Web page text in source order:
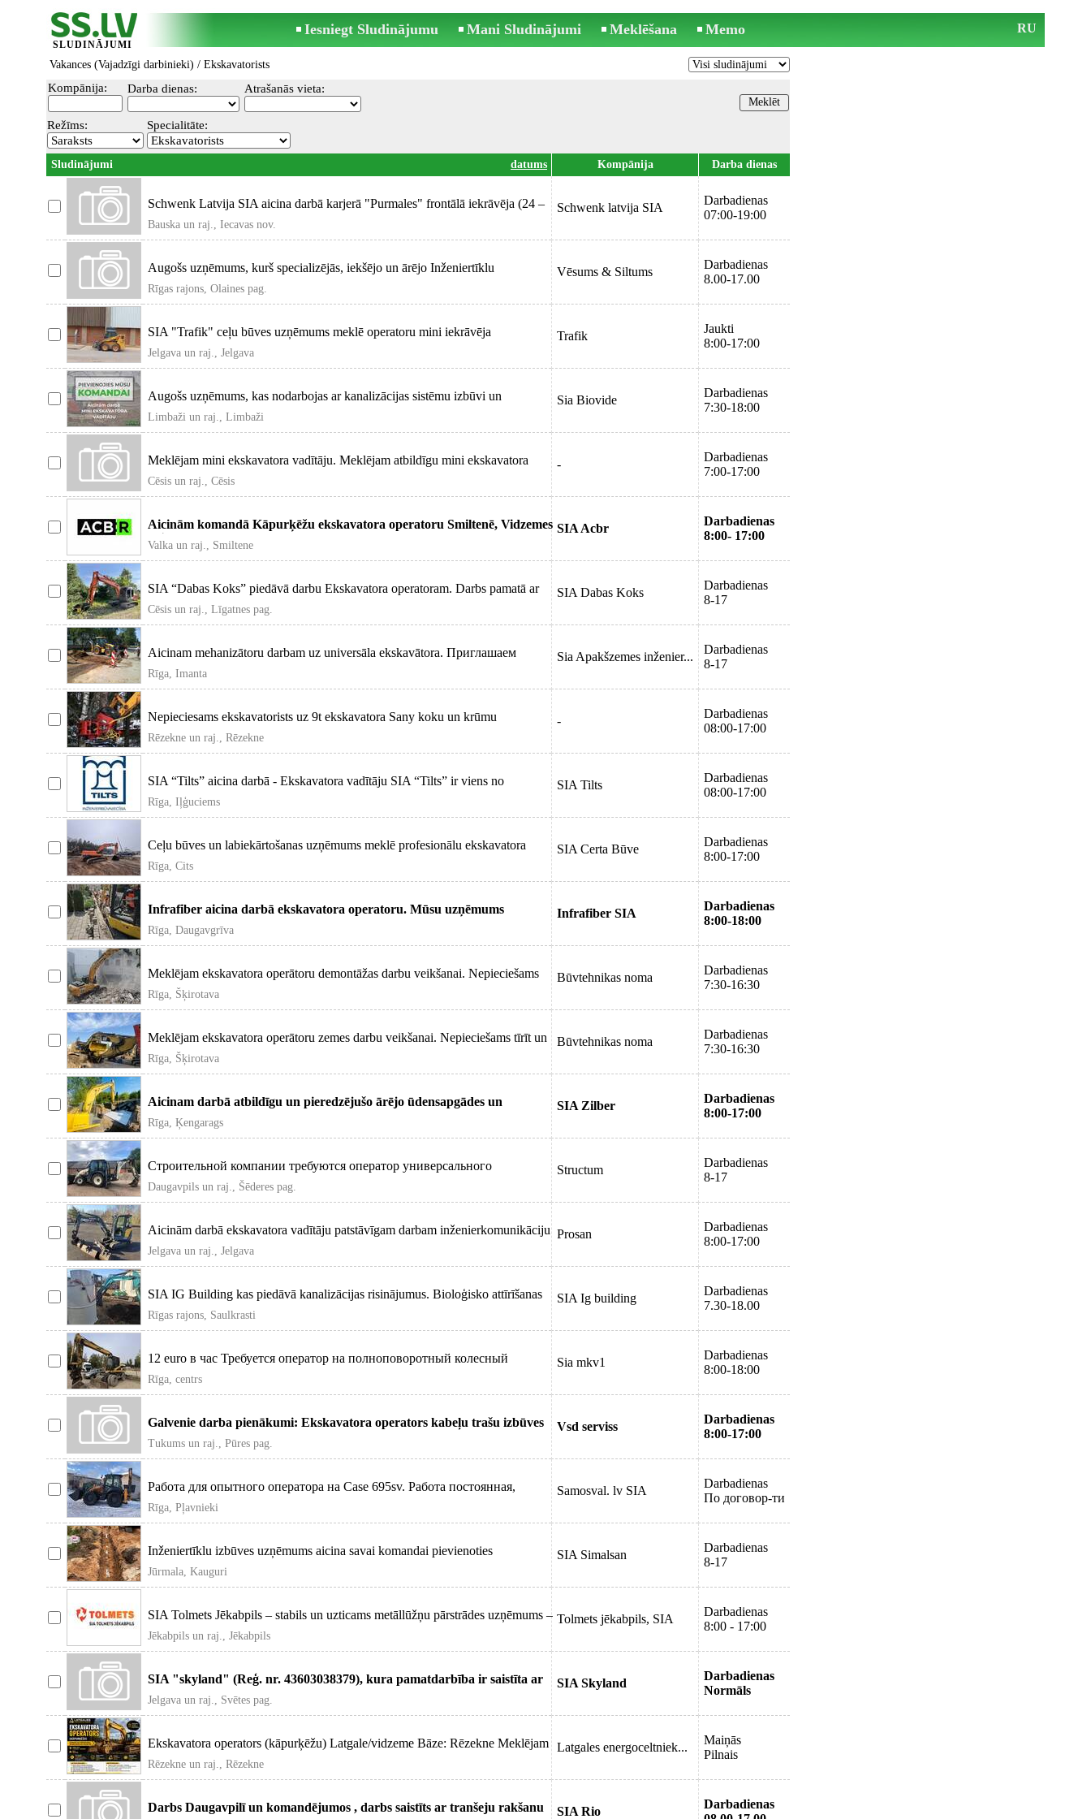
SLUDINĀJUMI
Iesniegt Sludinājumu Mani Sludinājumi Meklēšana Memo RU
Vakances (Vajadzīgi darbinieki) / Ekskavatorists
Kompānija: Darba dienas: Atrašanās vieta:
Režīms: Specialitāte:
Sludinājumi datums Kompānija Darba dienas
Schwenk Latvija SIA aicina darbā karjerā "Purmales" frontālā iekrāvēja (24 –
28 t) un ek
Bauska un raj., Iecavas nov.
Schwenk latvija SIA
Darbadienas
07:00-19:00
Augošs uzņēmums, kurš specializējās, iekšējo un ārējo Inženiertīklu
montāžām, aicina dar
Rīgas rajons, Olaines pag.
Vēsums & Siltums
Darbadienas
8.00-17.00
SIA "Trafik" ceļu būves uzņēmums meklē operatoru mini iekrāvēja
Mustang(Planēšanas, piev
Jelgava un raj., Jelgava
Trafik
Jaukti
8:00-17:00
Augošs uzņēmums, kas nodarbojas ar kanalizācijas sistēmu izbūvi un
ūdensapgādi, meklē mi
Limbaži un raj., Limbaži
Sia Biovide
Darbadienas
7:30-18:00
Meklējam mini ekskavatora vadītāju. Meklējam atbildīgu mini ekskavatora
vadītāju dar
Cēsis un raj., Cēsis
-
Darbadienas
7:00-17:00
Aicinām komandā Kāpurķēžu ekskavatora operatoru Smiltenē, Vidzemes
reģionā. Mēs Tev
Valka un raj., Smiltene
SIA Acbr
Darbadienas
8:00- 17:00
SIA “Dabas Koks” piedāvā darbu Ekskavatora operatoram. Darbs pamatā ar
kniebējgalvu.
Cēsis un raj., Līgatnes pag.
SIA Dabas Koks
Darbadienas
8-17
Aicinam mehanizātoru darbam uz universāla ekskavātora. Приглашаем
механизатора для работ
Rīga, Imanta
Sia Apakšzemes inženier...
Darbadienas
8-17
Nepieciesams ekskavatorists uz 9t ekskavatora Sany koku un krūmu
kniebšanai . Darbs pa L
Rēzekne un raj., Rēzekne
-
Darbadienas
08:00-17:00
SIA “Tilts” aicina darbā - Ekskavatora vadītāju SIA “Tilts” ir viens no
vadošajiem uz
Rīga, Iļģuciems
SIA Tilts
Darbadienas
08:00-17:00
Ceļu būves un labiekārtošanas uzņēmums meklē profesionālu ekskavatora
operatoru darbam a
Rīga, Cits
SIA Certa Būve
Darbadienas
8:00-17:00
Infrafiber aicina darbā ekskavatora operatoru. Mūsu uzņēmums
nodarbojas ar lieliem būvni
Rīga, Daugavgrīva
Infrafiber SIA
Darbadienas
8:00-18:00
Meklējam ekskavatora operātoru demontāžas darbu veikšanai. Nepieciešams
veikt ēku demont
Rīga, Šķirotava
Būvtehnikas noma
Darbadienas
7:30-16:30
Meklējam ekskavatora operātoru zemes darbu veikšanai. Nepieciešams tīrīt un
veidot no ja
Rīga, Šķirotava
Būvtehnikas noma
Darbadienas
7:30-16:30
Aicinam darbā atbildīgu un pieredzējušo ārējo ūdensapgādes un
kanalizācijas tīklu ekskav
Rīga, Ķengarags
SIA Zilber
Darbadienas
8:00-17:00
Строительной компании требуются оператор универсального
экскаватора-тракторис т Celtn
Daugavpils un raj., Šēderes pag.
Structum
Darbadienas
8-17
Aicinām darbā ekskavatora vadītāju patstāvīgam darbam inženierkomunikāciju
izbūves darbo
Jelgava un raj., Jelgava
Prosan
Darbadienas
8:00-17:00
SIA IG Building kas piedāvā kanalizācijas risinājumus. Bioloģisko attīrīšanas
iekārtu mo
Rīgas rajons, Saulkrasti
SIA Ig building
Darbadienas
7.30-18.00
12 euro в час Требуется оператор на полноповоротный колесный
экскаватор Работа как в Р
Rīga, centrs
Sia mkv1
Darbadienas
8:00-18:00
Galvenie darba pienākumi: Ekskavatora operators kabeļu trašu izbūves
darbos; Kabeļu lī
Tukums un raj., Pūres pag.
Vsd serviss
Darbadienas
8:00-17:00
Работа для опытного оператора на Case 695sv. Работа постоянная,
зарплата 11-12 е/час нет
Rīga, Pļavnieki
Samosval. lv SIA
Darbadienas
По договор-ти
Inženiertīklu izbūves uzņēmums aicina savai komandai pievienoties
ekskavatoristu. Pi
Jūrmala, Kauguri
SIA Simalsan
Darbadienas
8-17
SIA Tolmets Jēkabpils – stabils un uzticams metāllūžņu pārstrādes uzņēmums –
aicina darb
Jēkabpils un raj., Jēkabpils
Tolmets jēkabpils, SIA
Darbadienas
8:00 - 17:00
SIA "skyland" (Reģ. nr. 43603038379), kura pamatdarbība ir saistīta ar
grants un smilts
Jelgava un raj., Svētes pag.
SIA Skyland
Darbadienas
Normāls
Ekskavatora operators (kāpurķēžu) Latgale/vidzeme Bāze: Rēzekne Meklējam
kāpurķēž
Rēzekne un raj., Rēzekne
Latgales energoceltniek...
Maiņās
Pilnais
Darbs Daugavpilī un komandējumos , darbs saistīts ar tranšeju rakšanu
SIA Rio
Darbadienas